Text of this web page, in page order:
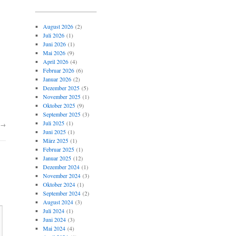
→
August 2026(2)
Juli 2026(1)
Juni 2026(1)
Mai 2026(9)
April 2026(4)
Februar 2026(6)
Januar 2026(2)
Dezember 2025(5)
November 2025(1)
Oktober 2025(9)
September 2025(3)
Juli 2025(1)
Juni 2025(1)
März 2025(1)
Februar 2025(1)
Januar 2025(12)
Dezember 2024(1)
November 2024(3)
Oktober 2024(1)
September 2024(2)
August 2024(3)
Juli 2024(1)
Juni 2024(3)
Mai 2024(4)